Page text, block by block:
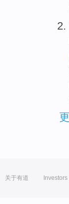
关于有道 Investors